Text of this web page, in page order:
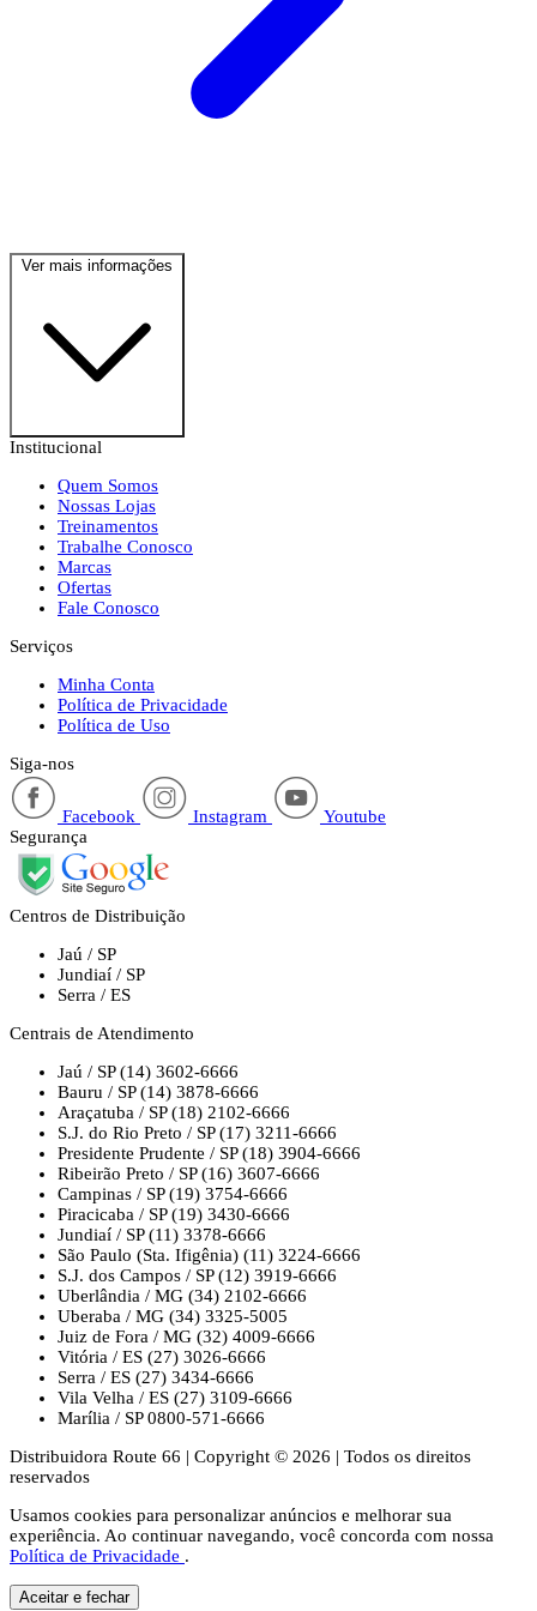
Ver mais informações
Institucional
Quem Somos
Nossas Lojas
Treinamentos
Trabalhe Conosco
Marcas
Ofertas
Fale Conosco
Serviços
Minha Conta
Política de Privacidade
Política de Uso
Siga-nos
Facebook Instagram
Youtube
Segurança
Centros de Distribuição
Jaú / SP
Jundiaí / SP
Serra / ES
Centrais de Atendimento
Jaú / SP (14) 3602-6666
Bauru / SP (14) 3878-6666
Araçatuba / SP (18) 2102-6666
S.J. do Rio Preto / SP (17) 3211-6666
Presidente Prudente / SP (18) 3904-6666
Ribeirão Preto / SP (16) 3607-6666
Campinas / SP (19) 3754-6666
Piracicaba / SP (19) 3430-6666
Jundiaí / SP (11) 3378-6666
São Paulo (Sta. Ifigênia) (11) 3224-6666
S.J. dos Campos / SP (12) 3919-6666
Uberlândia / MG (34) 2102-6666
Uberaba / MG (34) 3325-5005
Juiz de Fora / MG (32) 4009-6666
Vitória / ES (27) 3026-6666
Serra / ES (27) 3434-6666
Vila Velha / ES (27) 3109-6666
Marília / SP 0800-571-6666
Distribuidora Route 66 | Copyright © 2026 | Todos os direitos
reservados
Usamos cookies para personalizar anúncios e melhorar sua
experiência. Ao continuar navegando, você concorda com nossa
Política de Privacidade .
Aceitar e fechar